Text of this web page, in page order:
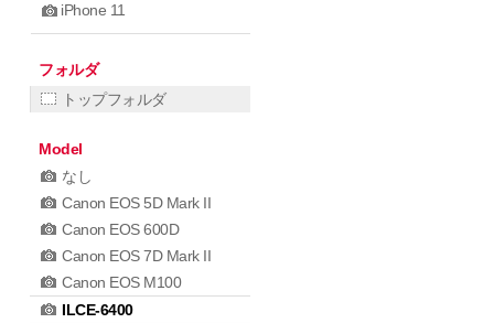
iPhone 11
フォルダ
トップフォルダ
Model
なし
Canon EOS 5D Mark II
Canon EOS 600D
Canon EOS 7D Mark II
Canon EOS M100
ILCE-6400